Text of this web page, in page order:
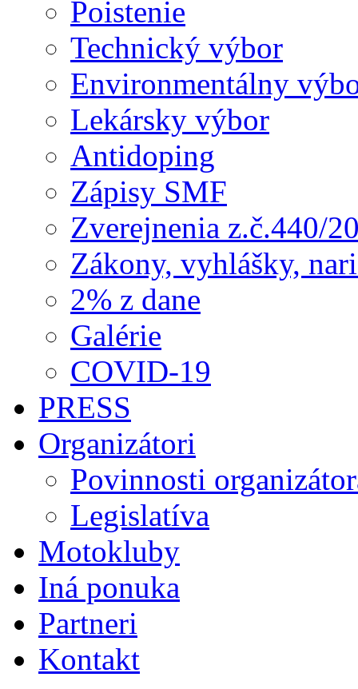
Poistenie
Technický výbor
Environmentálny
Lekársky výbor
Antidoping
Zápisy SMF
Zverejnenia z.č.440/
Zákony, vyhlášky,
2% z dane
Galérie
COVID-19
PRESS
Organizátori
Povinnosti
Legislatíva
Motokluby
Iná ponuka
Partneri
Kontakt